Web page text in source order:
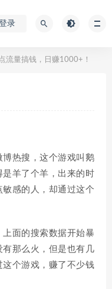
录
流量搞钱，日赚1000+！
热搜，这个游戏叫鹅
羊了个羊，出来的时
感的人，却通过这个
面的搜索数据开始暴
那么火，但是也有几
个游戏，赚了不少钱